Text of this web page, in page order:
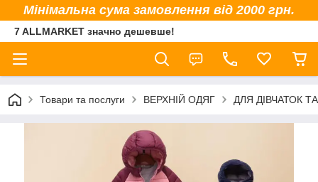
Мінімальна сума замовлення від 2000 грн.
7 ALLMARKET значно дешевше!
Товари та послуги ВЕРХНІЙ ОДЯГ ДЛЯ ДІВЧАТОК